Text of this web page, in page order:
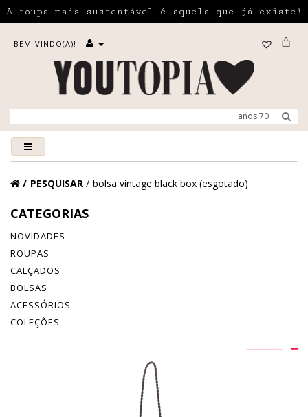
A roupa mais sustentável é aquela que já existe!
BEM-VINDO(A)!
PESQUISAR bolsa vintage black box (esgotado)
CATEGORIAS
NOVIDADES
ROUPAS
CALÇADOS
BOLSAS
ACESSÓRIOS
COLEÇÕES